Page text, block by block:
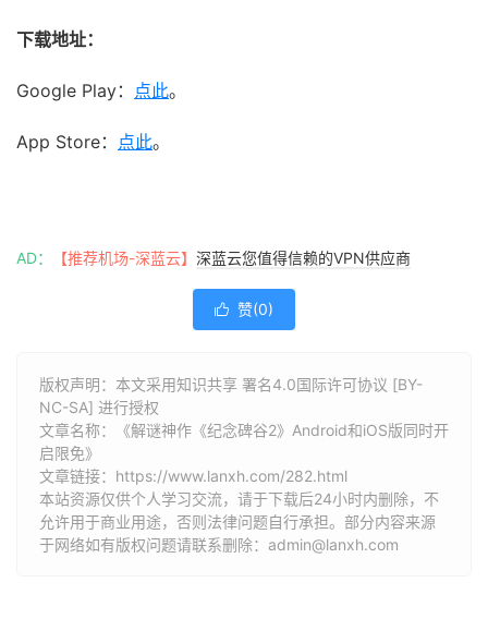
下载地址：
Google Play： 点此。
App Store： 点此。
AD： 【推荐机场-深蓝云】 深蓝云您值得信赖的VPN供应商
 赞(0)
版权声明：本文采用知识共享 署名4.0国际许可协议 [BY-
NC-SA] 进行授权
文章名称：《解谜神作《纪念碑谷2》Android和iOS版同时开
启限免》
文章链接： https://www.lanxh.com/282.html
本站资源仅供个人学习交流，请于下载后24小时内删除，不
允许用于商业用途，否则法律问题自行承担。部分内容来源
于网络如有版权问题请联系删除：admin@lanxh.com